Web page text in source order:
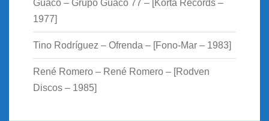
Guaco – Grupo Guaco 77 – [Korta Records –
1977]
Tino Rodríguez – Ofrenda – [Fono-Mar – 1983]
René Romero – René Romero – [Rodven
Discos – 1985]